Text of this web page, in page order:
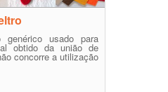
usado para
obtido da união de
concorre a utilização